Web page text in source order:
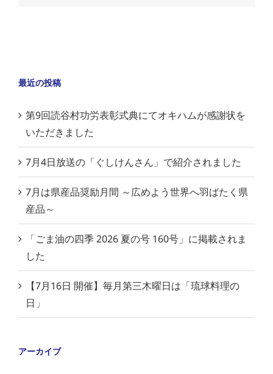
最近の投稿
第9回読谷村功労表彰式典にてオキハムが感謝状を
いただきました
7月4日放送の「ぐしけんさん」で紹介されました
7月は県産品奨励月間 ～広めよう世界へ羽ばたく県
産品～
「ごま油の四季 2026 夏の号 160号」に掲載されま
した
【7月16日 開催】毎月第三木曜日は「琉球料理の
日」
アーカイブ